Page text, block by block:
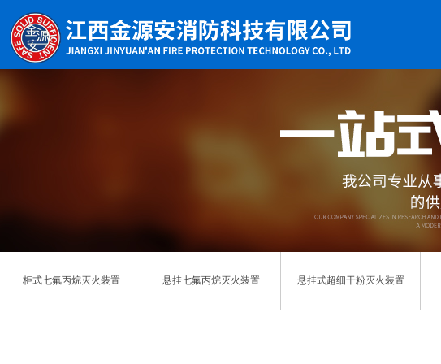
柜式七氟丙烷灭火装置 悬挂七氟丙烷灭火装置 悬挂式超细干粉灭火装置